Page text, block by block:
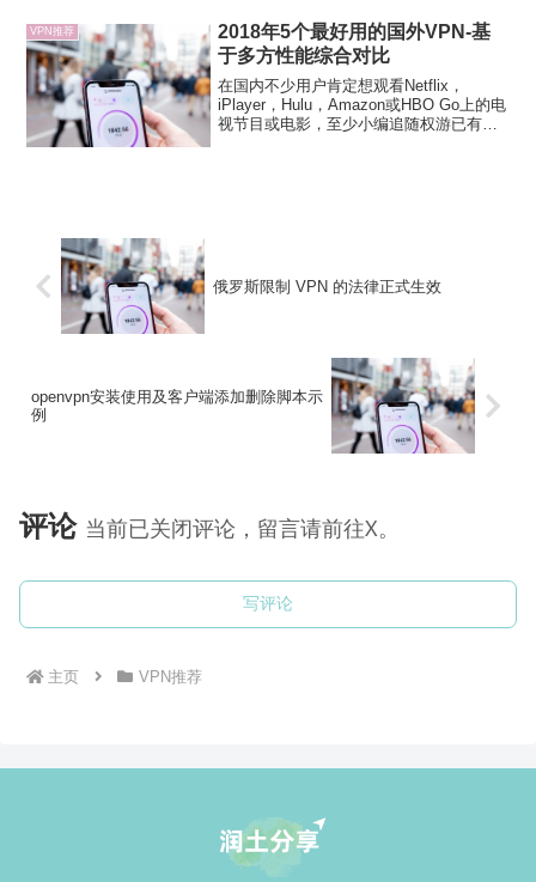
VPN推荐
2018年5个最好用的国外VPN-基
于多方性能综合对比
在国内不少用户肯定想观看Netflix，
iPlayer，Hulu，Amazon或HBO Go上的电
视节目或电影，至少小编追随权游已有数
俄罗斯限制 VPN 的法律正式生效
openvpn安装使用及客户端添加删除脚本示
例
评论 当前已关闭评论，留言请前往X。
写评论
主页 VPN推荐